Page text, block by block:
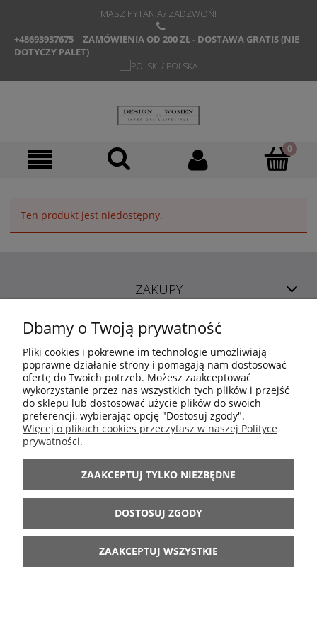
MASZ PYTANIA? ZADZWOŃ!
+48693937675
ZAMÓWIENIA OD 200 ZŁ - DOSTAWA GRATIS (NIE
DOTYCZY PALET)
Ten produkt jest niedostępny.
ZAKUPY
POMOC
MOJE KONTO
INFORMACJE
ARANŻACJE
BĄDŹ Z NAMI
Dbamy o Twoją prywatność
Pliki cookies i pokrewne im technologie umożliwiają
poprawne działanie strony i pomagają nam dostosować
ofertę do Twoich potrzeb. Możesz zaakceptować
wykorzystanie przez nas wszystkich tych plików i przejść
do sklepu lub dostosować użycie plików do swoich
preferencji, wybierając opcję "Dostosuj zgody".
Więcej o plikach cookies przeczytasz w naszej Polityce
prywatności.
ZAAKCEPTUJ TYLKO NIEZBĘDNE
DOSTOSUJ ZGODY
ZAAKCEPTUJ WSZYSTKIE